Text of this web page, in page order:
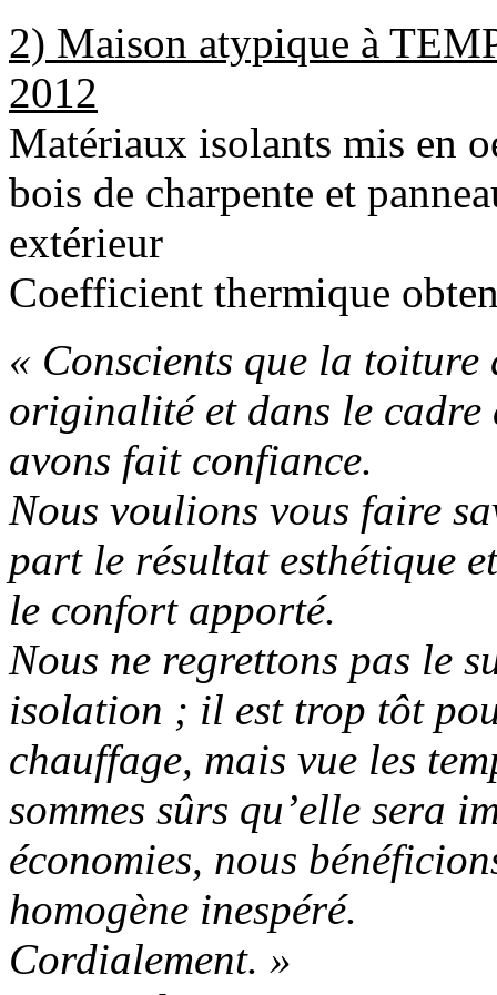
2) Maison atypique à
2012
Matériaux isolants mis en
bois de charpente et
extérieur
Coefficient thermique
« Conscients que la
originalité et dans le cadre
avons fait confiance.
Nous voulions vous faire
part le résultat esthétique
le confort apporté.
Nous ne regrettons pas le
isolation ; il est trop tôt
chauffage, mais vue les
sommes sûrs qu’elle sera
économies, nous
homogène inespéré.
Cordialement. »